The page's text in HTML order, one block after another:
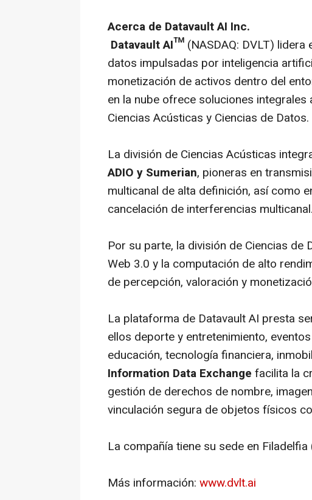
Acerca de Datavault AI Inc.
Datavault AI™ (NASDAQ: DVLT)
datos impulsadas por inteligencia
monetización de activos dentro del
en la nube ofrece soluciones
Ciencias Acústicas y Ciencias de Datos.
La división de Ciencias Acústicas
ADIO y Sumerian, pioneras en
multicanal de alta definición, así como
cancelación de interferencias multicanal.
Por su parte, la división de Ciencias de
Web 3.0 y la computación de alto
de percepción, valoración y
La plataforma de Datavault AI presta
ellos deporte y entretenimiento,
educación, tecnología financiera,
Information Data Exchange facilita la
gestión de derechos de nombre,
vinculación segura de objetos físicos
La compañía tiene su sede en Filadelfia
Más información: www.dvlt.ai